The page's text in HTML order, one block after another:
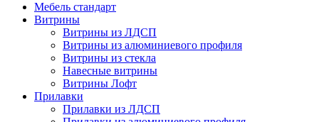
Мебель стандарт
Витрины
Витрины из ЛДСП
Витрины из алюминиевого профиля
Витрины из стекла
Навесные витрины
Витрины Лофт
Прилавки
Прилавки из ЛДСП